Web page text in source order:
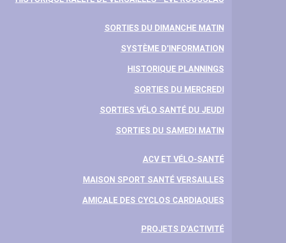
SORTIES DU DIMANCHE MATIN
SYSTÈME D'INFORMATION
HISTORIQUE PLANNINGS
SORTIES DU MERCREDI
SORTIES VÉLO SANTÉ DU JEUDI
SORTIES DU SAMEDI MATIN
ACV ET VÉLO-SANTÉ
MAISON SPORT SANTÉ VERSAILLES
AMICALE DES CYCLOS CARDIAQUES
PROJETS D'ACTIVITÉ